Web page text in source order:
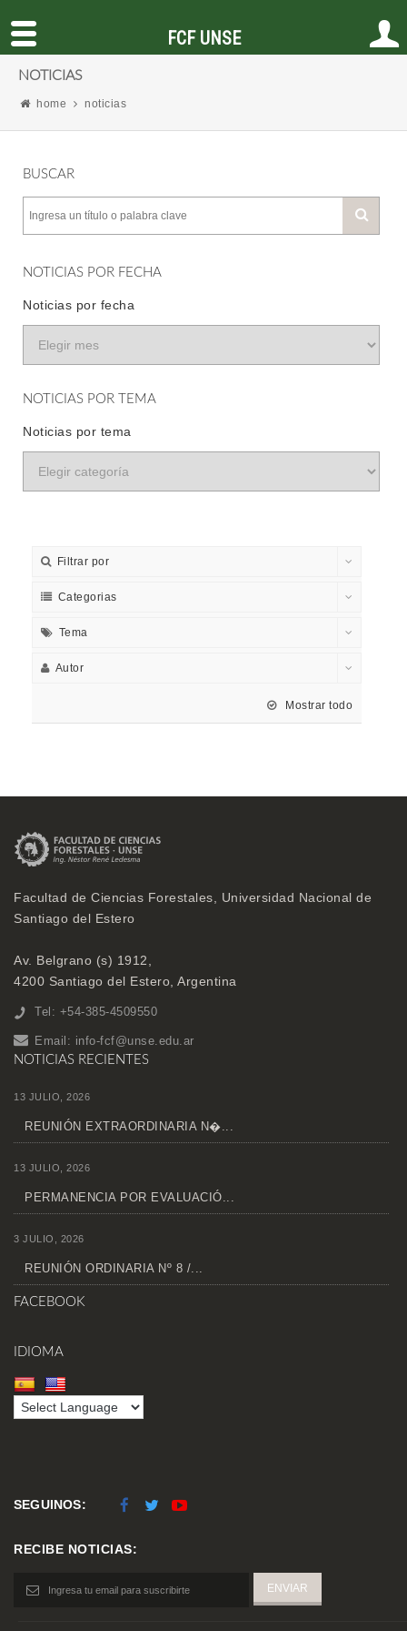
NOTICIAS
home noticias
BUSCAR
NOTICIAS POR FECHA
Noticias por fecha
NOTICIAS POR TEMA
Noticias por tema
Filtrar por
Categorias
Tema
Autor
Mostrar todo
Facultad de Ciencias Forestales, Universidad Nacional de
Santiago del Estero
Av. Belgrano (s) 1912,
4200 Santiago del Estero, Argentina
Tel: +54-385-4509550
Email: info-fcf@unse.edu.ar
NOTICIAS RECIENTES
13 JULIO, 2026
REUNIÓN EXTRAORDINARIA N�...
13 JULIO, 2026
PERMANENCIA POR EVALUACIÓ...
3 JULIO, 2026
REUNIÓN ORDINARIA Nº 8 /...
FACEBOOK
IDIOMA
SEGUINOS:
RECIBE NOTICIAS:
FCF UNSE